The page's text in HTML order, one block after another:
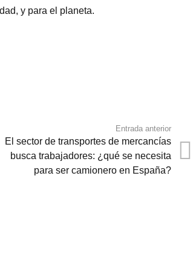
y para el planeta.
Entrada anterior
El sector de transportes de mercancías
busca trabajadores: ¿qué se necesita
para ser camionero en España?